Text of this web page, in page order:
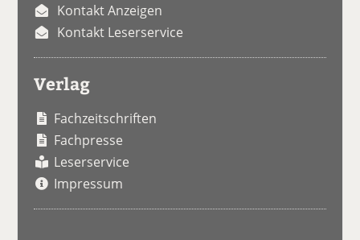
Kontakt Anzeigen
Kontakt Leserservice
Verlag
Fachzeitschriften
Fachpresse
Leserservice
Impressum